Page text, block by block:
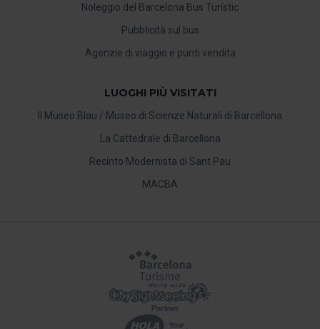
Noleggio del Barcelona Bus Turístic
Pubblicità sul bus
Agenzie di viaggio e punti vendita
LUOGHI PIÙ VISITATI
Il Museo Blau / Museo di Scienze Naturali di Barcellona
La Cattedrale di Barcellona
Recinto Modernista di Sant Pau
MACBA